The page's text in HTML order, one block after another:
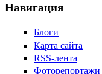
Навигация
Блоги
Карта сайта
RSS-лента
Фоторепортажи